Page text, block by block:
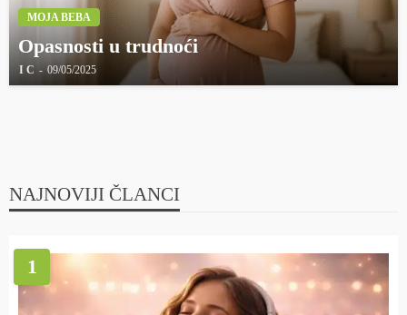
MOJA BEBA
Opasnosti u trudnoći
I C 09/05/2025
NAJNOVIJI ČLANCI
1